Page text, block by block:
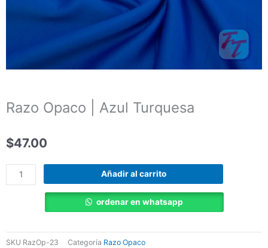
Razo Opaco | Azul Turquesa
$47.00
Razo
Opaco
Añadir al carrito
ordenar en whatsapp
SKU RazOp-23 Categoría Razo Opaco